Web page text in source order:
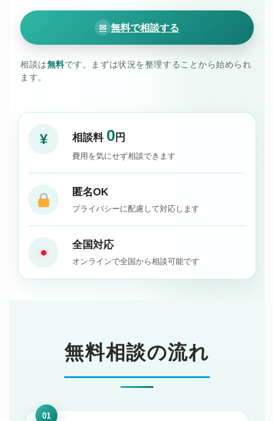
✉ 無料で相談する
相談は無料です。まずは状況を整理することから始められ
ます。
¥ 相談料 0円
費用を気にせず相談できます
匿名OK
プライバシーに配慮して対応します
全国対応
オンラインで全国から相談可能です
無料相談の流れ
01